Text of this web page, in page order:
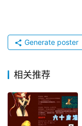
Generate poster
相关推荐